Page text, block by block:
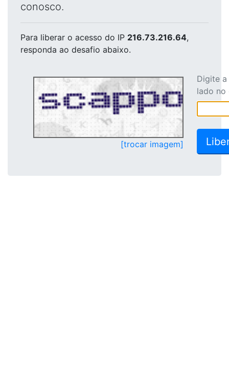
conosco.
Para liberar o acesso do IP 216.73.216.64,
responda ao desafio abaixo.
[trocar imagem]
Digite
lado no